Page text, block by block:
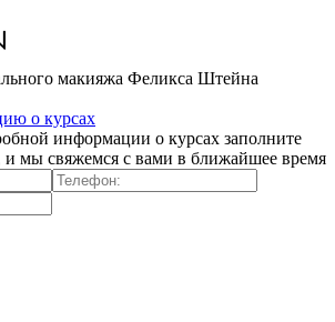
макияжа Феликса Штейна
о курсах
информации о курсах заполните
и мы свяжемся с вами в ближайшее время